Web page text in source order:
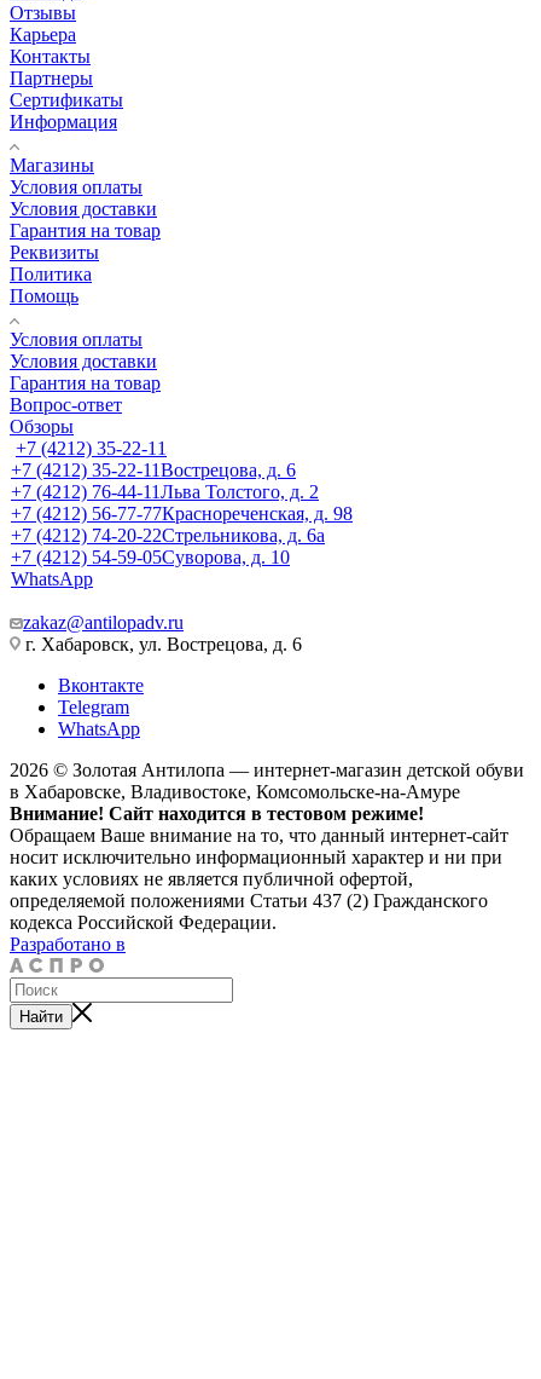
Отзывы
Карьера
Контакты
Партнеры
Сертификаты
Информация
Магазины
Условия оплаты
Условия доставки
Гарантия на товар
Реквизиты
Политика
Помощь
Условия оплаты
Условия доставки
Гарантия на товар
Вопрос-ответ
Обзоры
+7 (4212) 35-22-11
+7 (4212) 35-22-11Вострецова, д. 6
+7 (4212) 76-44-11Льва Толстого, д. 2
+7 (4212) 56-77-77Краснореченская, д. 98
+7 (4212) 74-20-22Стрельникова, д. 6а
+7 (4212) 54-59-05Суворова, д. 10
WhatsApp
zakaz@antilopadv.ru
г. Хабаровск, ул. Вострецова, д. 6
Вконтакте
Telegram
WhatsApp
2026 © Золотая Антилопа — интернет-магазин детской обуви
в Хабаровске, Владивостоке, Комсомольске-на-Амуре
Внимание! Сайт находится в тестовом режиме!
Обращаем Ваше внимание на то, что данный интернет-сайт
носит исключительно информационный характер и ни при
каких условиях не является публичной офертой,
определяемой положениями Статьи 437 (2) Гражданского
кодекса Российской Федерации.
Разработано в
Найти